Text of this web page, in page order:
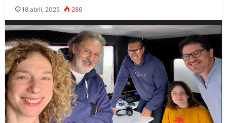
18 abril, 2025 286